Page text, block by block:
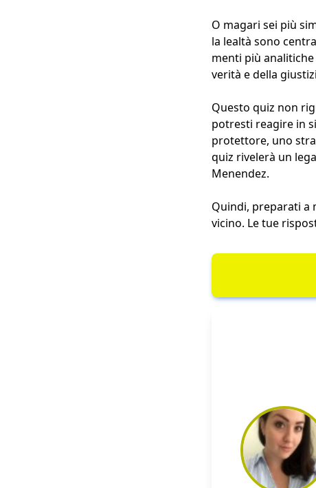
O magari sei più
la lealtà sono
menti più
verità e della
Questo quiz non
potresti reagire in
protettore, uno
quiz rivelerà un
Menendez.
Quindi, preparati a
vicino. Le tue